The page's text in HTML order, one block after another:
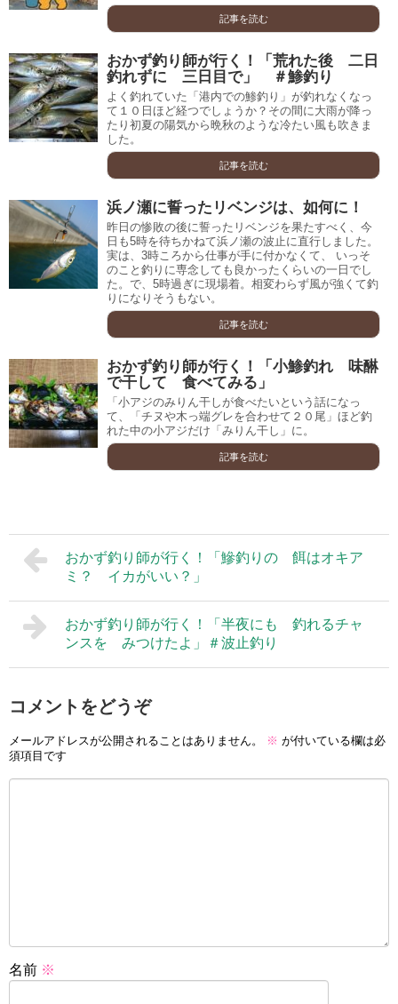
記事を読む
おかず釣り師が行く！「荒れた後 二日
釣れずに 三日目で」 ＃鯵釣り
よく釣れていた「港内での鯵釣り」が釣れなくなっ
て１０日ほど経つでしょうか？その間に大雨が降っ
たり初夏の陽気から晩秋のような冷たい風も吹きま
した。
記事を読む
浜ノ瀬に誓ったリベンジは、如何に！
昨日の惨敗の後に誓ったリベンジを果たすべく、今
日も5時を待ちかねて浜ノ瀬の波止に直行しました。
実は、3時ころから仕事が手に付かなくて、 いっそ
のこと釣りに専念しても良かったくらいの一日でし
た。で、5時過ぎに現場着。相変わらず風が強くて釣
りになりそうもない。
記事を読む
おかず釣り師が行く！「小鯵釣れ 味醂
で干して 食べてみる」
「小アジのみりん干しが食べたいという話になっ
て、「チヌや木っ端グレを合わせて２０尾」ほど釣
れた中の小アジだけ「みりん干し」に。
記事を読む
おかず釣り師が行く！「鰺釣りの 餌はオキア
ミ？ イカがいい？」
おかず釣り師が行く！「半夜にも 釣れるチャ
ンスを みつけたよ」＃波止釣り
コメントをどうぞ
メールアドレスが公開されることはありません。 ※ が付いている欄は必
須項目です
名前 ※